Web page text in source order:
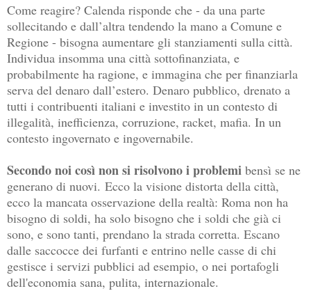
Come reagire? Calenda risponde che - da una parte
sollecitando e dall’altra tendendo la mano a Comune e
Regione - bisogna aumentare gli stanziamenti sulla città.
Individua insomma una città sottofinanziata, e
probabilmente ha ragione, e immagina che per finanziarla
serva del denaro dall’estero. Denaro pubblico, drenato a
tutti i contribuenti italiani e investito in un contesto di
illegalità, inefficienza, corruzione, racket, mafia. In un
contesto ingovernato e ingovernabile.
Secondo noi così non si risolvono i problemi bensì se ne
generano di nuovi. Ecco la visione distorta della città,
ecco la mancata osservazione della realtà: Roma non ha
bisogno di soldi, ha solo bisogno che i soldi che già ci
sono, e sono tanti, prendano la strada corretta. Escano
dalle saccocce dei furfanti e entrino nelle casse di chi
gestisce i servizi pubblici ad esempio, o nei portafogli
dell'economia sana, pulita, internazionale.